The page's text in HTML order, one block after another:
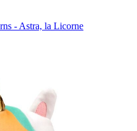
- Astra, la Licorne